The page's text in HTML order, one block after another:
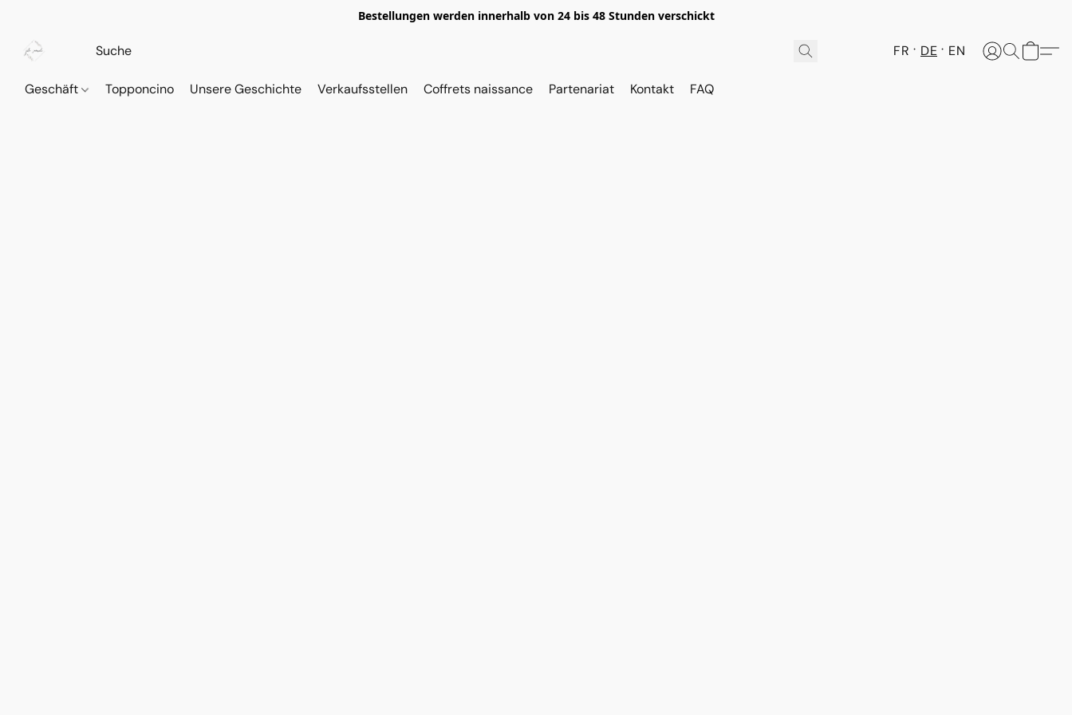
Bestellungen werden innerhalb von 24 bis 48 Stunden verschickt
FR DE EN
Geschäft Topponcino Unsere Geschichte Verkaufsstellen Coffrets naissance Partenariat Kontakt FAQ